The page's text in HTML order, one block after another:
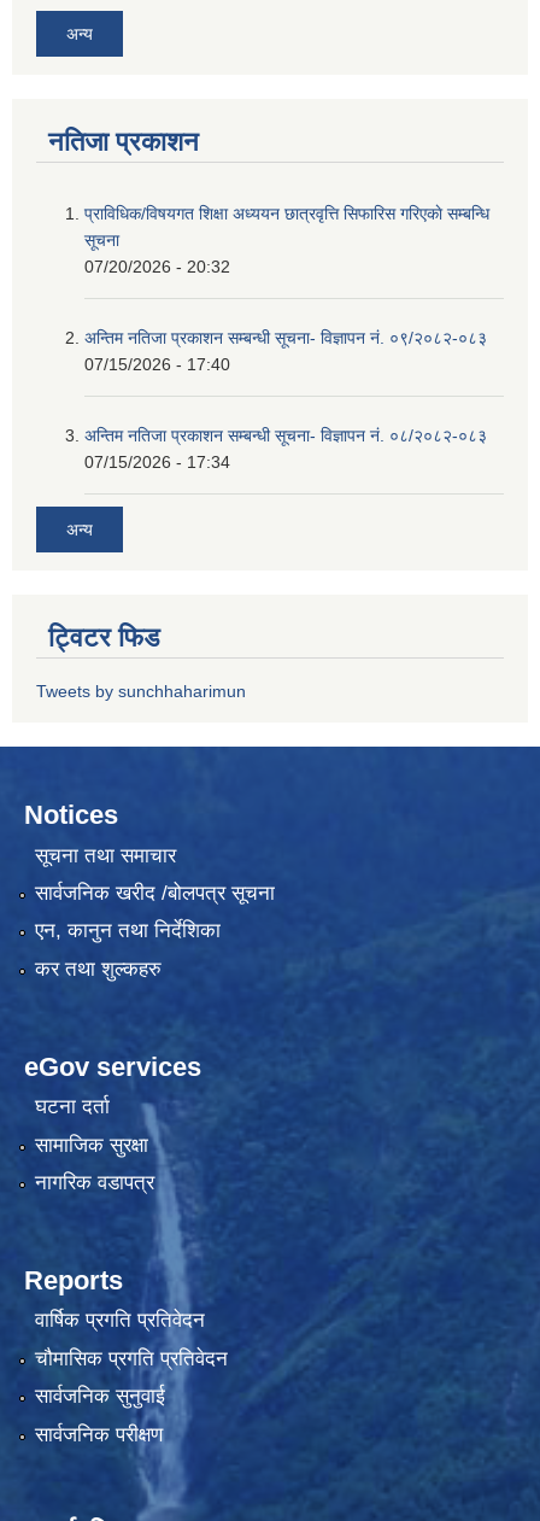
अन्य
नतिजा प्रकाशन
प्राविधिक/विषयगत शिक्षा अध्ययन छात्रवृत्ति सिफारिस गरिएकाे सम्बन्धि
सूचना
07/20/2026 - 20:32
अन्तिम नतिजा प्रकाशन सम्बन्धी सूचना- विज्ञापन नं. ०९/२०८२-०८३
07/15/2026 - 17:40
अन्तिम नतिजा प्रकाशन सम्बन्धी सूचना- विज्ञापन नं. ०८/२०८२-०८३
07/15/2026 - 17:34
अन्य
ट्विटर फिड
Tweets by sunchhaharimun
Notices
सूचना तथा समाचार
सार्वजनिक खरीद /बोलपत्र सूचना
एन, कानुन तथा निर्देशिका
कर तथा शुल्कहरु
eGov services
घटना दर्ता
सामाजिक सुरक्षा
नागरिक वडापत्र
Reports
वार्षिक प्रगति प्रतिवेदन
चौमासिक प्रगति प्रतिवेदन
सार्वजनिक सुनुवाई
सार्वजनिक परीक्षण